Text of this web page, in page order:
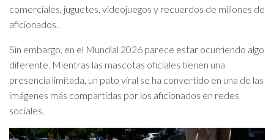
comerciales, juguetes, videojuegos y recuerdos de millones de
aficionados.
Sin embargo, en el Mundial 2026 parece estar ocurriendo algo
diferente. Mientras las mascotas oficiales tienen una
presencia limitada, un pato viral se ha convertido en una de las
imágenes más compartidas por los aficionados en redes
sociales.